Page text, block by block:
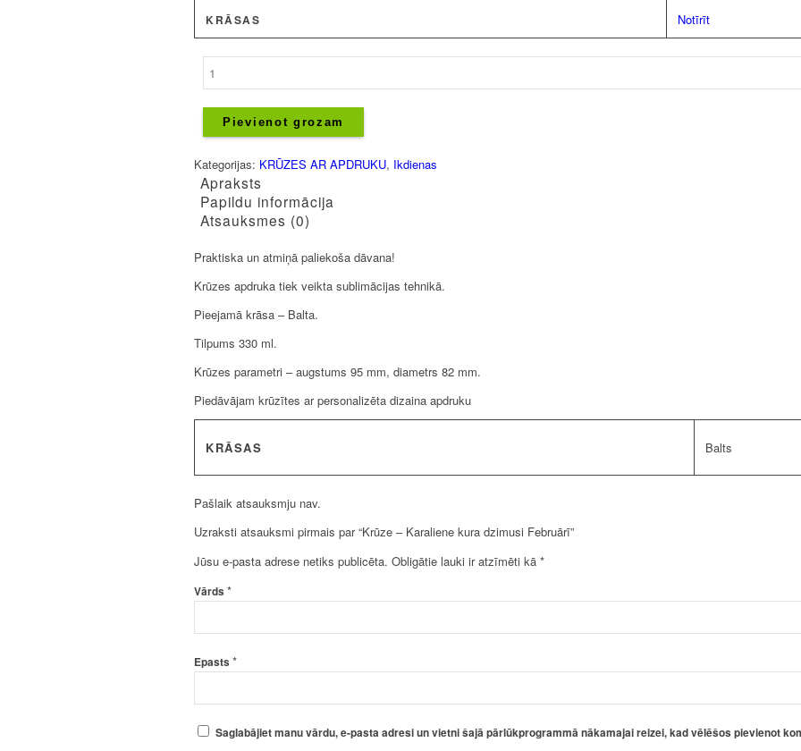
KRĀSAS Notīrīt
kura
dzimusi
Februārī
daudzums
Pievienot grozam
Kategorijas: KRŪZES AR APDRUKU, Ikdienas
Apraksts
Papildu informācija
Atsauksmes (0)
Praktiska un atmiņā paliekoša dāvana!
Krūzes apdruka tiek veikta sublimācijas tehnikā.
Pieejamā krāsa – Balta.
Tilpums 330 ml.
Krūzes parametri – augstums 95 mm, diametrs 82 mm.
Piedāvājam krūzītes ar personalizēta dizaina apdruku
KRĀSAS Balts
Pašlaik atsauksmju nav.
Uzraksti atsauksmi pirmais par “Krūze – Karaliene kura dzimusi Februārī”
Jūsu e-pasta adrese netiks publicēta. Obligātie lauki ir atzīmēti kā *
Vārds *
Epasts *
Saglabājiet manu vārdu, e-pasta adresi un vietni šajā pārlūkprogrammā nākamajai reizei, kad vēlēšos pievienot